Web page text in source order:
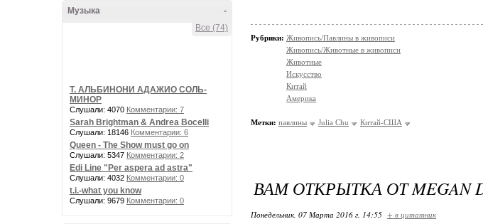
-
Музыка
Все (74)
Т. АЛЬБИНОНИ АДАЖИО СОЛЬ-
МИНОР
Слушали: 4070 Комментарии: 7
Sarah Brightman & Andrea Bocelli
Слушали: 18146 Комментарии: 6
Queen - The Show must go on
Слушали: 5347 Комментарии: 2
Edi Line "Per aspera ad astra"
Слушали: 4032 Комментарии: 0
t.i.-what you know
Слушали: 9679 Комментарии: 0
Рубрики: Живопись/Павлины в живописи
Живопись/Животные в живописи
Животные
Искусство
Китай
Америка
Метки: павлины Julia Chu Китай-США
ВАМ ОТКРЫТКА ОТ MEGAN
Понедельник, 07 Марта 2016 г. 14:55 + в цитатник